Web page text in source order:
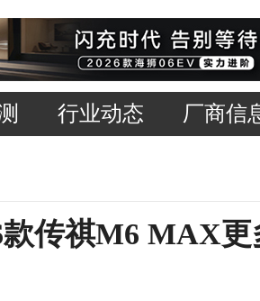
行业动态 厂商信
传祺M6 MAX更